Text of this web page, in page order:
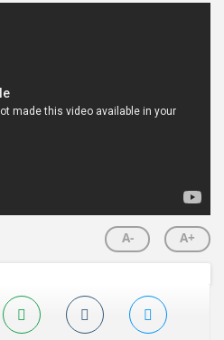
A- A+